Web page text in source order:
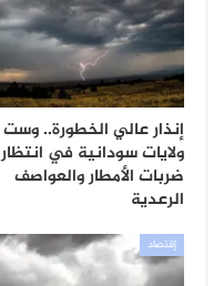
إنذار عالي الخطورة.. وست
ولايات سودانية في انتظار
ضربات الأمطار والعواصف
الرعدية
إقتصاد